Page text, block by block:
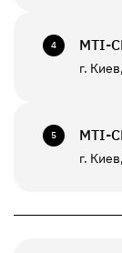
К данному
СБ - ВС
К данному
4 МТI-
г.
5 МТI-
г.